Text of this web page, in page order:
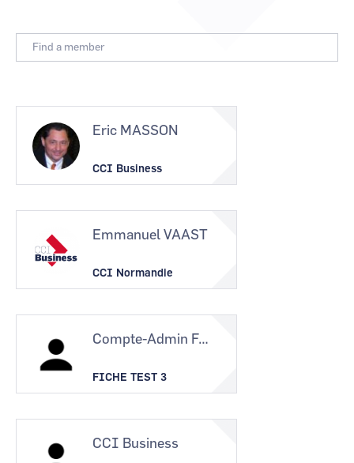
Eric MASSON
CCI Business
Emmanuel VAAST
CCI Normandie
Compte-Admin F…
FICHE TEST 3
CCI Business